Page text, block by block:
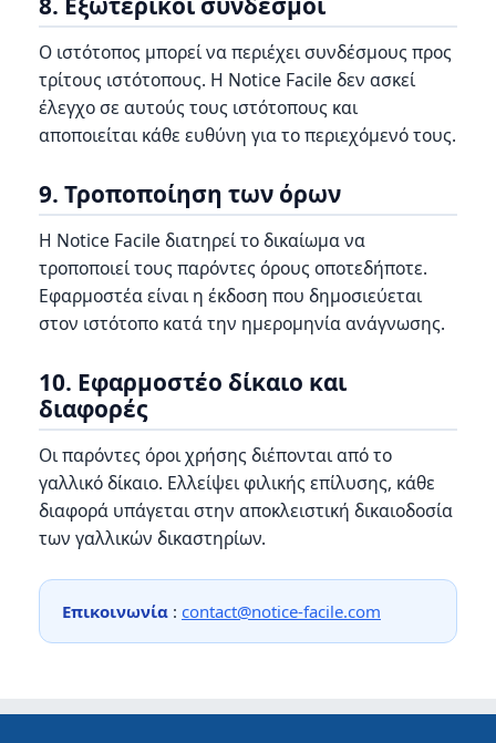
Ο ιστότοπος μπορεί να περιέχει συνδέσμους προς
τρίτους ιστότοπους. Η Notice Facile δεν ασκεί
έλεγχο σε αυτούς τους ιστότοπους και
αποποιείται κάθε ευθύνη για το περιεχόμενό τους.
9. Τροποποίηση των όρων
Η Notice Facile διατηρεί το δικαίωμα να
τροποποιεί τους παρόντες όρους οποτεδήποτε.
Εφαρμοστέα είναι η έκδοση που δημοσιεύεται
στον ιστότοπο κατά την ημερομηνία ανάγνωσης.
10. Εφαρμοστέο δίκαιο και
διαφορές
Οι παρόντες όροι χρήσης διέπονται από το
γαλλικό δίκαιο. Ελλείψει φιλικής επίλυσης, κάθε
διαφορά υπάγεται στην αποκλειστική δικαιοδοσία
των γαλλικών δικαστηρίων.
Επικοινωνία : contact@notice-facile.com